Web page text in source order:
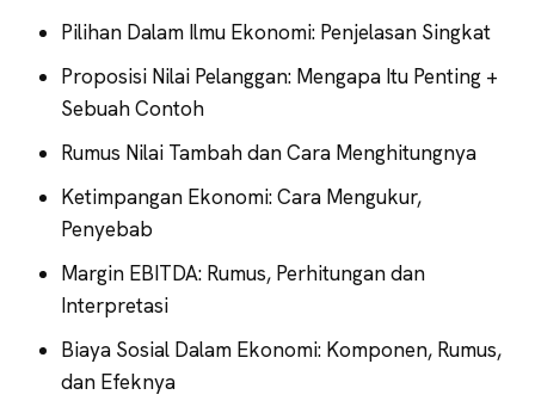
Pilihan Dalam Ilmu Ekonomi: Penjelasan Singkat
Proposisi Nilai Pelanggan: Mengapa Itu Penting +
Sebuah Contoh
Rumus Nilai Tambah dan Cara Menghitungnya
Ketimpangan Ekonomi: Cara Mengukur,
Penyebab
Margin EBITDA: Rumus, Perhitungan dan
Interpretasi
Biaya Sosial Dalam Ekonomi: Komponen, Rumus,
dan Efeknya